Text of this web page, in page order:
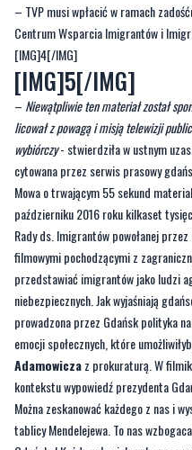
– TVP musi wpłacić w ramach
Centrum Wsparcia Imigrantów i
[IMG]4[/IMG]
[IMG]5[/IMG]
– Niewątpliwie ten materiał został
licował z powagą i misją telewizji
wybiórczy- stwierdziła w ustnym
cytowana przez serwis prasowy
Mowa o trwającym 55 sekund
październiku 2016 roku kilkaset
Rady ds. Imigrantów powołanej
filmowymi pochodzącymi z
przedstawiać imigrantów jako ludzi
niebezpiecznych. Jak wyjaśniają
prowadzona przez Gdańsk polityka
emocji społecznych, które
Adamowiczaz prokuraturą. W
kontekstu wypowiedź prezydenta
Można zeskanować każdego z nas i
tablicy Mendelejewa. To nas